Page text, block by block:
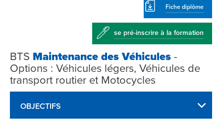
Fiche diplôme
se pré-inscrire à la formation
BTS Maintenance des Véhicules -
Options : Véhicules légers, Véhicules de
transport routier et Motocycles
OBJECTIFS